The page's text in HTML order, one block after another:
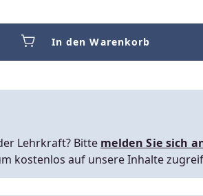
In den Warenkorb
Lehrkraft? Bitte melden Sie sich
kostenlos auf unsere Inhalte